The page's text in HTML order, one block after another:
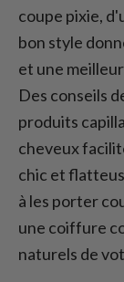
coupe pixie,
bon style
et une
Des conseils
produits
cheveux
chic et
à les porter
une coiffure
naturels de